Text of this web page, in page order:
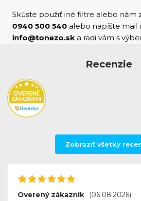
Rôzne varianty
Na výber máte dve tuby s ventilom
požadovanú veľkosť, môžete sa
vás môže aj
Skúste použiť iné filtre alebo nám
0940 500 540 alebo napíšte mail
info@tonezo.sk a radi vám s
Recenzie
Zobraziť všetky
Overený zákazník (06.08.2026)